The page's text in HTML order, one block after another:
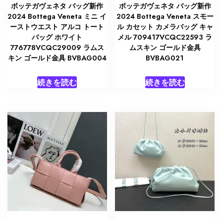
ボッテガヴェネタ バッグ新作
2024 Bottega Veneta ミニ イ
ーストウエスト アルコ トート
バッグ ホワイト
776778VCQC29009 ラムス
キン ゴールド金具 BVBAG004
続きを読む
ボッテガヴェネタ バッグ新作
2024 Bottega Veneta スモー
ル カセット カメラバッグ キャ
メル 709417VCQC22593 ラ
ムスキン ゴールド金具
BVBAG021
続きを読む